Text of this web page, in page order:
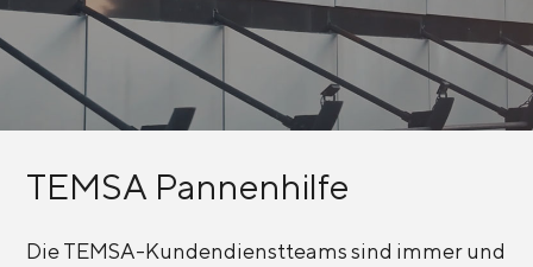
TEMSA Pannenhilfe
Die TEMSA-Kundendienstteams sind immer und